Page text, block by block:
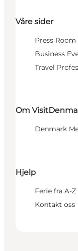
Våre sider
Press Room
Business
Travel
Om
Denmark
Hjelp
Ferie fra A-Z
Kontakt oss